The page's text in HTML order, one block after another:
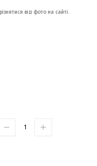
від фото на сайті.